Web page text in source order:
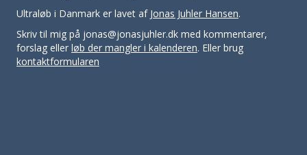
Ultraløb i Danmark er lavet af Jonas Juhler Hansen.
Skriv til mig på jonas@jonasjuhler.dk med kommentarer,
forslag eller løb der mangler i kalenderen. Eller brug
kontaktformularen